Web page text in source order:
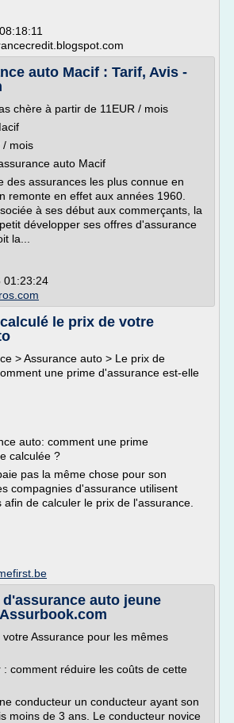
auto Macif : Tarif, Avis -
chère à partir de 11EUR / mois
/ mois
auto Macif
des assurances les plus connue en
remonte en effet aux années 1960.
à ses début aux commerçants, la
développer ses offres d'assurance
la...
01:23:24
le prix de votre
> Assurance auto > Le prix de
une prime d'assurance est-elle
auto: comment une prime
calculée ?
pas la même chose pour son
compagnies d'assurance utilisent
de calculer le prix de l'assurance.
auto jeune
Assurance pour les mêmes
comment réduire les coûts de cette
conducteur un conducteur ayant son
moins de 3 ans. Le conducteur novice